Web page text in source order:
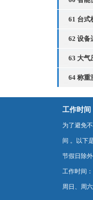
61 台式
62 设备
63 大气
64 称重
工作时间
为了避免
间 。以下
节假日除外
工作时间
周日、周